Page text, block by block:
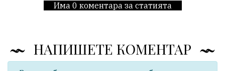
Има 0 коментара за статията
НАПИШЕТЕ КОМЕНТАР